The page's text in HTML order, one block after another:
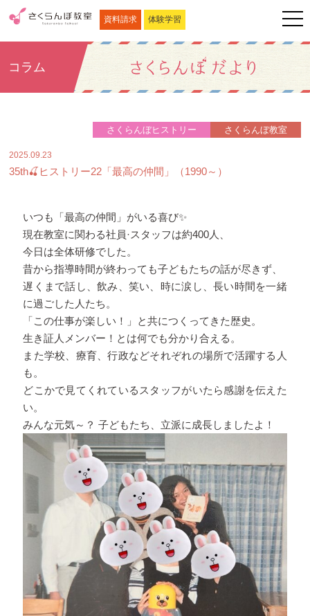
資料請求 体験学習
コラム
さくらんぼ教室
さくらんぼヒストリー
2025.09.23
35th🍒ヒストリー22「最高の仲間」（1990～）
いつも
「最高の仲間」がいる喜び✨
現在教室に関わる社員·スタッフは約400人、
今日は全体研修でした。
昔から指導時間が終わっても子どもたちの話が尽きず、
遅くまで話し、飲み、笑い、時に涙し、長い時間を一緒
に過ごした人たち。
「この仕事が楽しい！」と共につくってきた歴史。
生き証人メンバー！とは何でも分かり合える。
また学校、療育、行政などそれぞれの場所で活躍する人
も。
どこかで見てくれているスタッフがいたら感謝を伝えた
い。
みんな元気～？ 子どもたち、立派に成長しましたよ！